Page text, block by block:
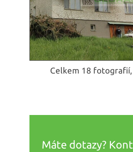
Celkem 18
Máte dotazy?